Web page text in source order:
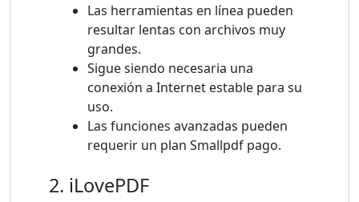
Las herramientas en línea pueden
resultar lentas con archivos muy
grandes.
Sigue siendo necesaria una
conexión a Internet estable para su
uso.
Las funciones avanzadas pueden
requerir un plan Smallpdf pago.
2. iLovePDF